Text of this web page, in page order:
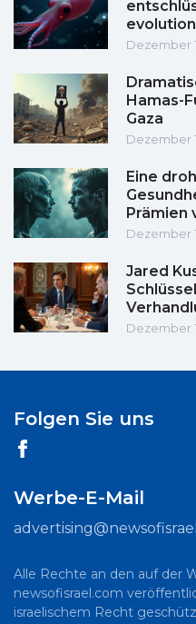
Dezember
Hamas-
Gaza
Dezember
Eine
Prämien
Dezember
Jared
Dezember
Folgen Sie uns
Werbe-E-Mail
Alle Rechte an den auf der
newsofisrael.com
israelischem Recht